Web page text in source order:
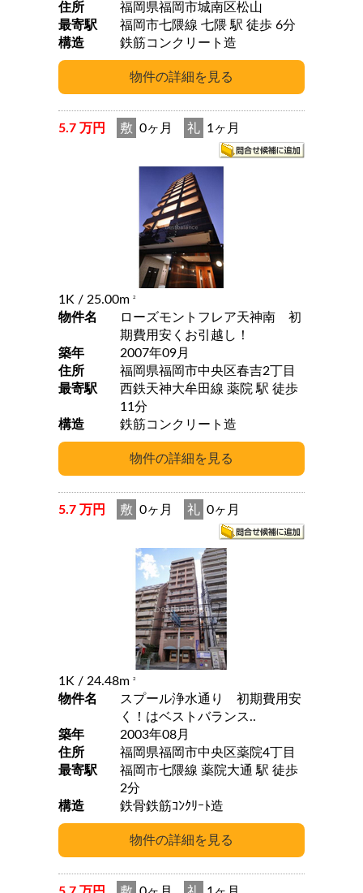
住所
福岡県福岡市城南区松山
最寄駅
福岡市七隈線 七隈 駅 徒歩 6分
構造
鉄筋コンクリート造
5.7 万円 敷 0ヶ月 礼 1ヶ月
1K / 25.00m 2
物件名
ローズモントフレア天神南 初
期費用安くお引越し！
築年
2007年09月
住所
福岡県福岡市中央区春吉2丁目
最寄駅
西鉄天神大牟田線 薬院 駅 徒歩
11分
構造
鉄筋コンクリート造
5.7 万円 敷 0ヶ月 礼 0ヶ月
1K / 24.48m 2
物件名
スプール浄水通り 初期費用安
く！はベストバランス..
築年
2003年08月
住所
福岡県福岡市中央区薬院4丁目
最寄駅
福岡市七隈線 薬院大通 駅 徒歩
2分
構造
鉄骨鉄筋ｺﾝｸﾘｰﾄ造